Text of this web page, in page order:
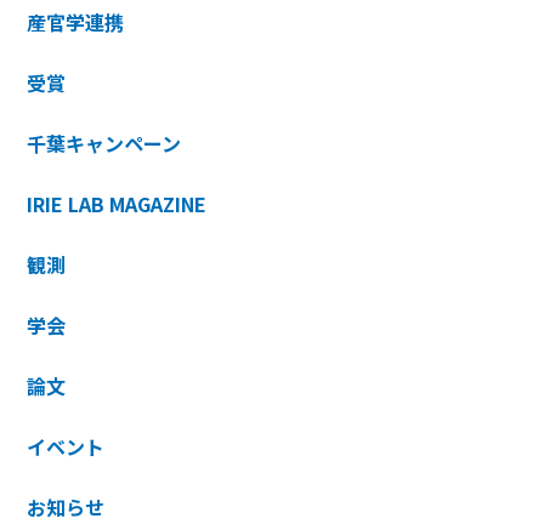
産官学連携
受賞
千葉キャンペーン
IRIE LAB MAGAZINE
観測
学会
論文
イベント
お知らせ